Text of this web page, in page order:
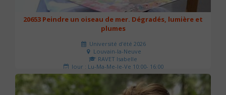
20653 Peindre un oiseau de mer. Dégradés, lumière et
plumes
Université d'été 2026
Louvain-la-Neuve
RAVET Isabelle
Jour : Lu-Ma-Me-Je-Ve 10:00- 16:00
Nombre de séances : 2